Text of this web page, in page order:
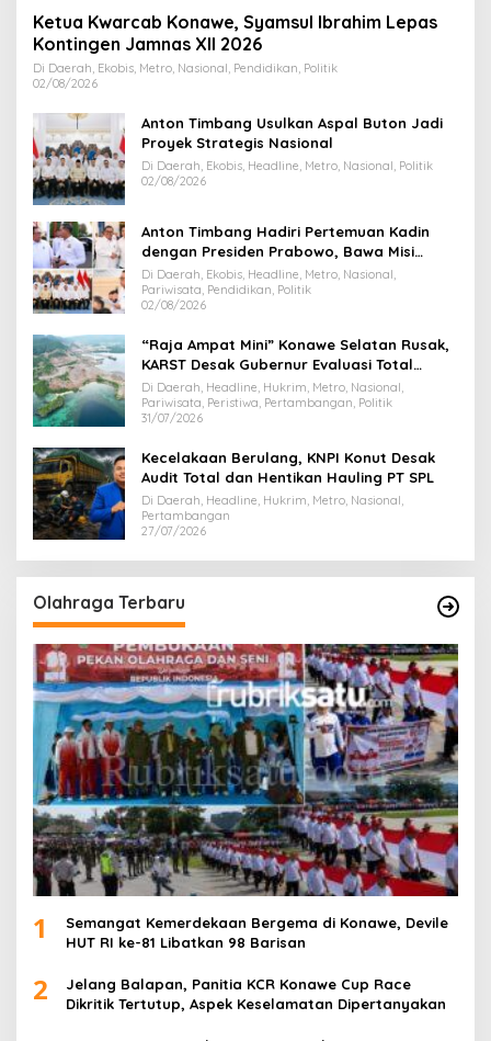
Ketua Kwarcab Konawe, Syamsul Ibrahim Lepas
Kontingen Jamnas XII 2026
Di Daerah, Ekobis, Metro, Nasional, Pendidikan, Politik
02/08/2026
Anton Timbang Usulkan Aspal Buton Jadi
Proyek Strategis Nasional
Di Daerah, Ekobis, Headline, Metro, Nasional, Politik
02/08/2026
Anton Timbang Hadiri Pertemuan Kadin
dengan Presiden Prabowo, Bawa Misi
Majukan Ekonomi Sultra
Di Daerah, Ekobis, Headline, Metro, Nasional,
Pariwisata, Pendidikan, Politik
02/08/2026
“Raja Ampat Mini” Konawe Selatan Rusak,
KARST Desak Gubernur Evaluasi Total
Dispar Sultra
Di Daerah, Headline, Hukrim, Metro, Nasional,
Pariwisata, Peristiwa, Pertambangan, Politik
31/07/2026
Kecelakaan Berulang, KNPI Konut Desak
Audit Total dan Hentikan Hauling PT SPL
Di Daerah, Headline, Hukrim, Metro, Nasional,
Pertambangan
27/07/2026
Olahraga Terbaru
1
Semangat Kemerdekaan Bergema di Konawe, Devile
HUT RI ke-81 Libatkan 98 Barisan
2
Jelang Balapan, Panitia KCR Konawe Cup Race
Dikritik Tertutup, Aspek Keselamatan Dipertanyakan